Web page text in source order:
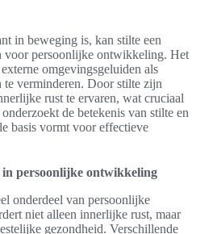
in beweging is, kan stilte een
voor persoonlijke ontwikkeling. Het
omgevingsgeluiden als
te verminderen. Door stilte zijn
rust te ervaren, wat cruciaal
de betekenis van stilte en
basis vormt voor effectieve
in persoonlijke ontwikkeling
onderdeel van persoonlijke
niet alleen innerlijke rust, maar
gezondheid. Verschillende